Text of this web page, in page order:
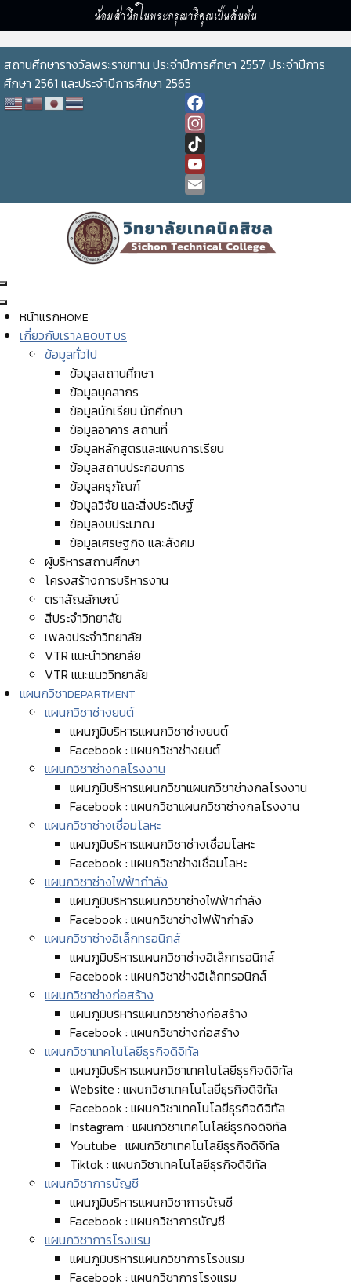
น้อมสำนึกในพระกรุณาธิคุณเป็นล้นพ้น
สถานศึกษารางวัลพระราชทาน ประจำปีการศึกษา 2557 ประจำปีการ
ศึกษา 2561 และประจำปีการศึกษา 2565
Facebook
Instagram
TikTok
YouTube
Channel
Email
หน้าแรกHOME
เกี่ยวกับเราABOUT US
ข้อมูลทั่วไป
ข้อมูลสถานศึกษา
ข้อมูลบุคลากร
ข้อมูลนักเรียน นักศึกษา
ข้อมูลอาคาร สถานที่
ข้อมูลหลักสูตรและแผนการเรียน
ข้อมูลสถานประกอบการ
ข้อมูลครุภัณฑ์
ข้อมูลวิจัย และสิ่งประดิษฐ์
ข้อมูลงบประมาณ
ข้อมูลเศรษฐกิจ และสังคม
ผู้บริหารสถานศึกษา
โครงสร้างการบริหารงาน
ตราสัญลักษณ์
สีประจำวิทยาลัย
เพลงประจำวิทยาลัย
VTR แนะนำวิทยาลัย
VTR แนะแนววิทยาลัย
แผนกวิชาDEPARTMENT
แผนกวิชาช่างยนต์
แผนภูมิบริหารแผนกวิชาช่างยนต์
Facebook : แผนกวิชาช่างยนต์
แผนกวิชาช่างกลโรงงาน
แผนภูมิบริหารแผนกวิชาแผนกวิชาช่างกลโรงงาน
Facebook : แผนกวิชาแผนกวิชาช่างกลโรงงาน
แผนกวิชาช่างเชื่อมโลหะ
แผนภูมิบริหารแผนกวิชาช่างเชื่อมโลหะ
Facebook : แผนกวิชาช่างเชื่อมโลหะ
แผนกวิชาช่างไฟฟ้ากำลัง
แผนภูมิบริหารแผนกวิชาช่างไฟฟ้ากำลัง
Facebook : แผนกวิชาช่างไฟฟ้ากำลัง
แผนกวิชาช่างอิเล็กทรอนิกส์
แผนภูมิบริหารแผนกวิชาช่างอิเล็กทรอนิกส์
Facebook : แผนกวิชาช่างอิเล็กทรอนิกส์
แผนกวิชาช่างก่อสร้าง
แผนภูมิบริหารแผนกวิชาช่างก่อสร้าง
Facebook : แผนกวิชาช่างก่อสร้าง
แผนกวิชาเทคโนโลยีธุรกิจดิจิทัล
แผนภูมิบริหารแผนกวิชาเทคโนโลยีธุรกิจดิจิทัล
Website : แผนกวิชาเทคโนโลยีธุรกิจดิจิทัล
Facebook : แผนกวิชาเทคโนโลยีธุรกิจดิจิทัล
Instagram : แผนกวิชาเทคโนโลยีธุรกิจดิจิทัล
Youtube : แผนกวิชาเทคโนโลยีธุรกิจดิจิทัล
Tiktok : แผนกวิชาเทคโนโลยีธุรกิจดิจิทัล
แผนกวิชาการบัญชี
แผนภูมิบริหารแผนกวิชาการบัญชี
Facebook : แผนกวิชาการบัญชี
แผนกวิชาการโรงแรม
แผนภูมิบริหารแผนกวิชาการโรงแรม
Facebook : แผนกวิชาการโรงแรม